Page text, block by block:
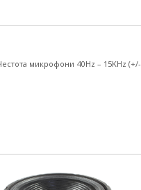
микрофони 40Hz – 15KHz (+/-